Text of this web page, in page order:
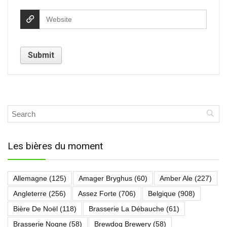
Les bières du moment
Allemagne (125) Amager Bryghus (60) Amber Ale (227)
Angleterre (256) Assez Forte (706) Belgique (908)
Bière De Noël (118) Brasserie La Débauche (61)
Brasserie Nogne (58) Brewdog Brewery (58)